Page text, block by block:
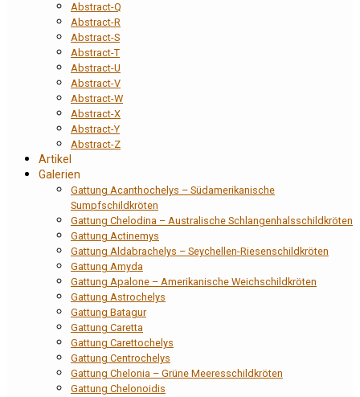
Abstract-Q
Abstract-R
Abstract-S
Abstract-T
Abstract-U
Abstract-V
Abstract-W
Abstract-X
Abstract-Y
Abstract-Z
Artikel
Galerien
Gattung Acanthochelys – Südamerikanische
Sumpfschildkröten
Gattung Chelodina – Australische Schlangenhalsschildkröten
Gattung Actinemys
Gattung Aldabrachelys – Seychellen-Riesenschildkröten
Gattung Amyda
Gattung Apalone – Amerikanische Weichschildkröten
Gattung Astrochelys
Gattung Batagur
Gattung Caretta
Gattung Carettochelys
Gattung Centrochelys
Gattung Chelonia – Grüne Meeresschildkröten
Gattung Chelonoidis